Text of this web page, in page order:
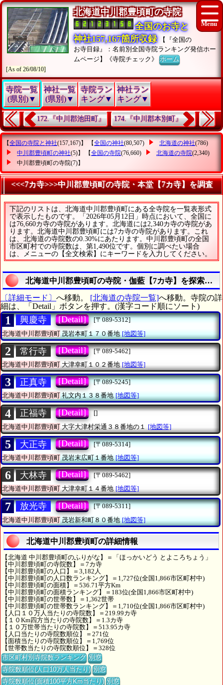
北海道中川郡豊頃町の寺院
全国のお寺と
神社157,167箇所収録
【『全国の
お寺目録』：名前別全国寺院ランキング発信ホー
ムページ】《寺院チェック》ホーム
[As of 26/08/10]
寺院一覧
(県別)▼
神社一覧
(県別)▼
寺院ラン
キング▼
神社ラン
キング▼
172.『中川郡池田町』 174.『中川郡本別町』
【全国の寺院と神社(157,167)】 【全国の神社(80,507) 北海道の神社(786)
中川郡豊頃町の神社(5)】 【全国の寺院(76,660) 北海道の寺院(2,340)
中川郡豊頃町の寺院(7)】
<<<7カ寺>>>中川郡豊頃町の寺院・本堂【7カ寺】を調査
下記のリストは、北海道中川郡豊頃町にある全寺院を一覧表形式
で表示したものです。「2026年05月12日」時点において、全国に
は76,660カ寺の寺院があります。北海道には2,340カ寺の寺院があ
ります。北海道中川郡豊頃町には7カ寺の寺院があります。これ
は、北海道の寺院数の0.30%にあたります。中川郡豊頃町の全国
市区町村での寺院数は、第1,490位です。個別に調べたい場合
は、メニューの【全文検索】にキーワードを入力してください。
北海道中川郡豊頃町の寺院・伽藍【7カ寺】を探索する
〔詳細モード〕 へ移動。 [北海道の寺院一覧]へ移動。寺院の詳
細は、「Detail」ボタンを押す。(漢字コード順にソート)
1 興慶寺 [Detail]
[〒089-5312]
北海道中川郡豊頃町茂岩本町１７０番地 [地図等]
2 常行寺 [Detail]
[〒089-5462]
北海道中川郡豊頃町大津幸町１０２番地 [地図等]
3 正真寺 [Detail]
[〒089-5245]
北海道中川郡豊頃町礼文内１３８番地 [地図等]
4 正福寺 [Detail]
[]
北海道中川郡豊頃町 大字大津村栄通３８番地の１ [地図等]
5 大正寺 [Detail]
[〒089-5314]
北海道中川郡豊頃町茂岩末広町１番地 [地図等]
6 大林寺 [Detail]
[〒089-5462]
北海道中川郡豊頃町大津幸町１４番地 [地図等]
7 放光寺 [Detail]
[〒089-5311]
北海道中川郡豊頃町茂岩新和町８０番地 [地図等]
北海道中川郡豊頃町の詳細情報
【北海道 中川郡豊頃町のふりがな】＝「ほっかいどう とよころちょう」
【中川郡豊頃町の寺院数】＝7カ寺
【中川郡豊頃町の人口】＝3,182人
【中川郡豊頃町の人口数ランキング】＝1,727位(全国1,866市区町村中)
【中川郡豊頃町の面積】＝536.71平方Km
【中川郡豊頃町の面積ランキング】＝183位(全国1,866市区町村中)
【中川郡豊頃町の世帯数】＝1,362世帯
【中川郡豊頃町の世帯数ランキング】＝1,710位(全国1,866市区町村中)
【人口１０万人当たりの寺院数】＝219.99カ寺
【１０Km四方当たりの寺院数】＝1.3カ寺
【１０万世帯当たりの寺院数】＝513.95カ寺
【人口当たりの寺院数順位】＝271位
【面積当たりの寺院数順位】＝1,769位
【世帯数当たりの寺院数順位】＝328位
市区町村別寺院数ランキング 別窓
寺院数順位(人口10万人当たり) 別窓
寺院数順位(面積100平方Km当たり) 別窓